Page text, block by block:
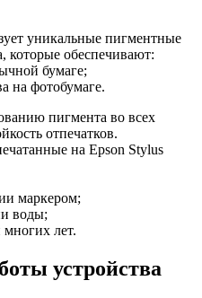
уникальные пигментные
которые обеспечивают:
бумаге;
на фотобумаге.
пигмента во всех
отпечатков.
на Epson Stylus
маркером;
воды;
лет.
устройства